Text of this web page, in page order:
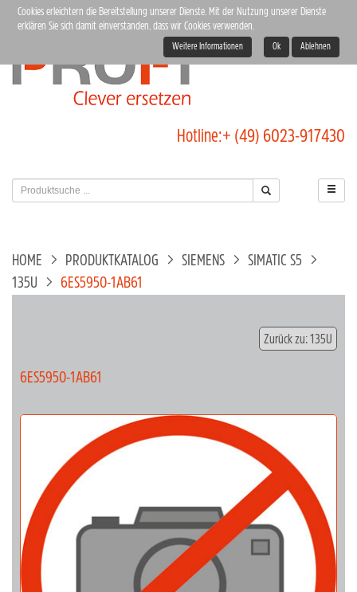
Hotline:+ (49) 6023-917430
HOME PRODUKTKATALOG SIEMENS
SIMATIC S5
135U
6ES5950-1AB61
Zurück zu: 135U
6ES5950-1AB61
Cookies erleichtern die Bereitstellung unserer Dienste. Mit der Nutzung unserer Dienste
erklären Sie sich damit einverstanden, dass wir Cookies verwenden.
Weitere Informationen Ok Ablehnen